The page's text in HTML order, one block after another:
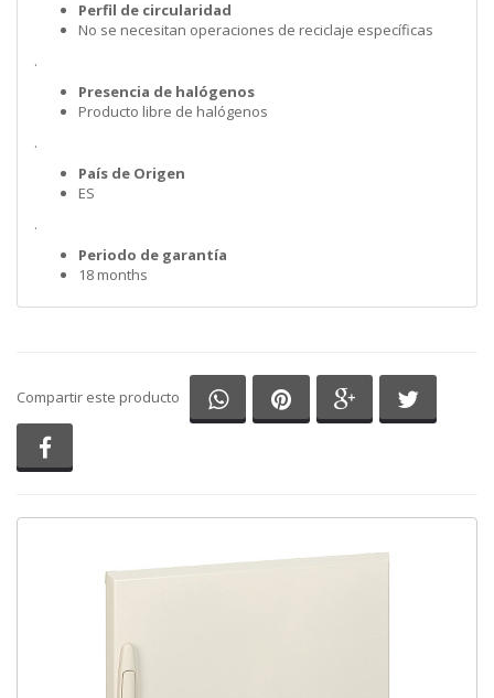
Perfil de circularidad
No se necesitan operaciones de reciclaje específicas
.
Presencia de halógenos
Producto libre de halógenos
.
País de Origen
ES
.
Periodo de garantía
18 months
Compartir este producto Compartir en Whatsapp
Compartir en Pinterest
Compartir en